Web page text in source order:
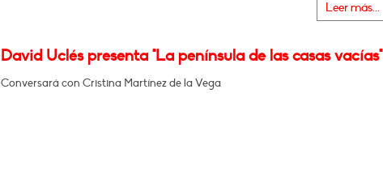
Leer más...
David Uclés presenta "La península de las casas vacías"
Conversará con Cristina Martínez de la Vega